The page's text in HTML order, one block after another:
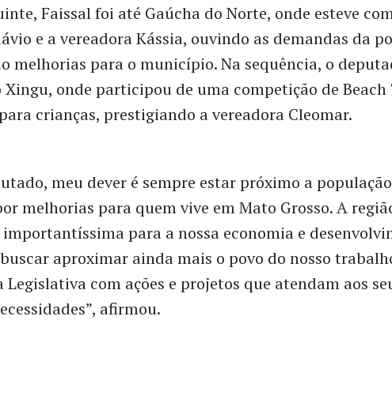
Faissal foi até Gaúcha do Norte, onde esteve
e a vereadora Kássia, ouvindo as demandas da
melhorias para o município. Na sequência, o
Xingu, onde participou de uma competição de Beach
crianças, prestigiando a vereadora Cleomar.
meu dever é sempre estar próximo a
melhorias para quem vive em Mato Grosso. A
para a nossa economia e
aproximar ainda mais o povo do nosso
Legislativa com ações e projetos que atendam aos
afirmou.